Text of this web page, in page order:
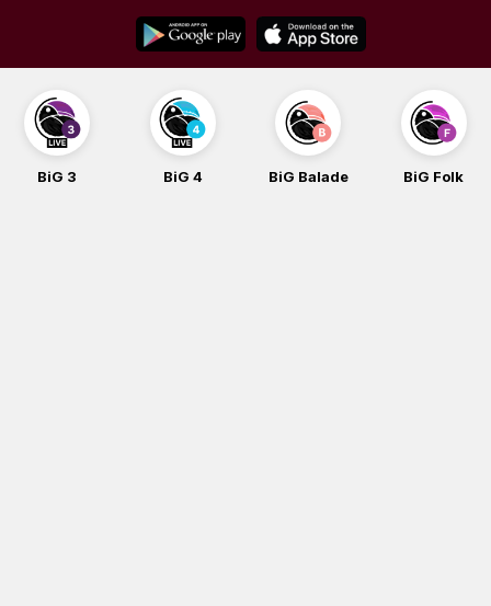
content
BiG 3 BiG 4 BiG Balade BiG Folk